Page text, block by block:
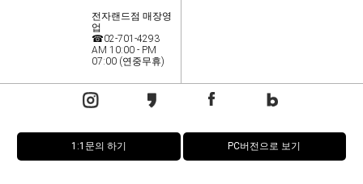
전자랜드점 매장영
업
☎02-701-4293
AM 10:00 - PM
07:00 (연중무휴)
1:1문의 하기 PC버전으로 보기